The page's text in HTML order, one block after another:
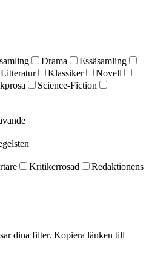
Drama
Essäsamling
Klassiker
Novell
Science-Fiction
Kritikerrosad
Redaktionens
dina filter. Kopiera länken till